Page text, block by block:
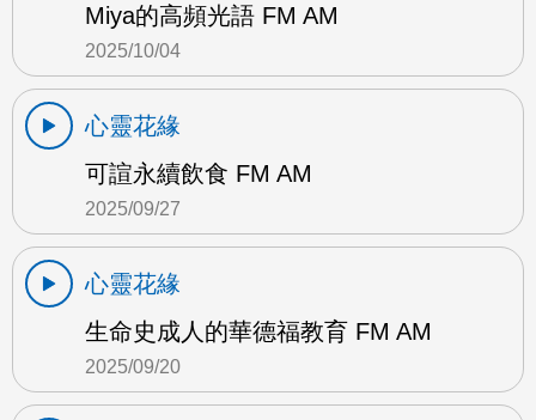
Miya的高頻光語 FM AM
2025/10/04
心靈花緣
可諠永續飲食 FM AM
2025/09/27
心靈花緣
生命史成人的華德福教育 FM AM
2025/09/20